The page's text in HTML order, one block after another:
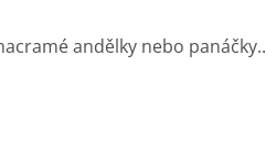
andělky nebo panáčky..